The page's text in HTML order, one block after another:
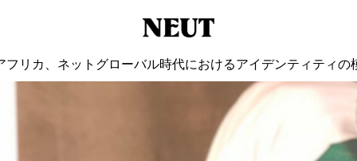
フリカ、ネットグローバル時代におけるアイデンティティの